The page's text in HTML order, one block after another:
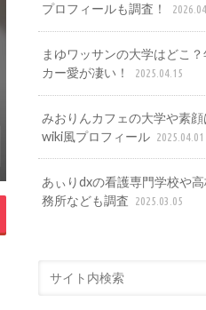
プロフィールも調査！
まゆワッサンの大学はどこ
カー愛が凄い！
2025.04.15
みおりんカフェの大学や素
wiki風プロフィール 2025.04.01
あぃりdxの看護専門学校や
務所なども調査
2025.03.05